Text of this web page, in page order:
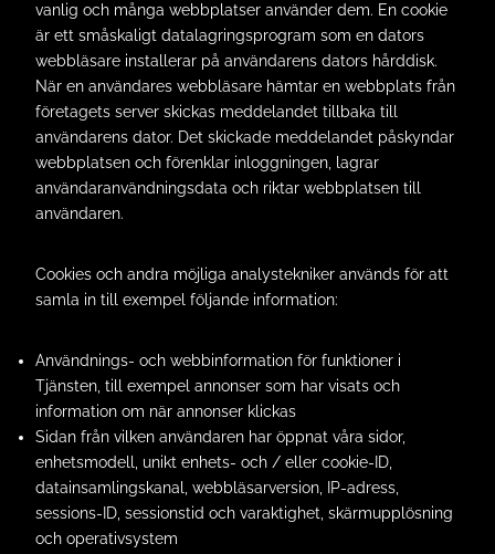
vanlig och många webbplatser använder dem. En cookie
är ett småskaligt datalagringsprogram som en dators
webbläsare installerar på användarens dators hårddisk.
När en användares webbläsare hämtar en webbplats från
företagets server skickas meddelandet tillbaka till
användarens dator. Det skickade meddelandet påskyndar
webbplatsen och förenklar inloggningen, lagrar
användaranvändningsdata och riktar webbplatsen till
användaren.
Cookies och andra möjliga analystekniker används för att
samla in till exempel följande information:
Användnings- och webbinformation för funktioner i
Tjänsten, till exempel annonser som har visats och
information om när annonser klickas
Sidan från vilken användaren har öppnat våra sidor,
enhetsmodell, unikt enhets- och / eller cookie-ID,
datainsamlingskanal, webbläsarversion, IP-adress,
sessions-ID, sessionstid och varaktighet, skärmupplösning
och operativsystem